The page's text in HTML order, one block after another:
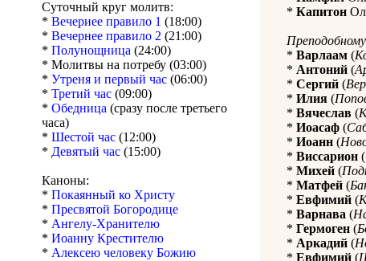
Суточный круг молитв:
* Вечериее правило 1 (18:00)
* Вечернее правило 2 (21:00)
* Полунощница (24:00)
* Молитвы на потребу (03:00)
* Утреня и первый час (06:00)
* Третий час (09:00)
* Обедница (сразу после третьего
часа)
* Шестой час (12:00)
* Девятый час (15:00)
Каноны:
* Покаянный ко Христу
* Пресвятой Богородице
* Ангелу-Хранителю
* Иоанну Крестителю
* Алексею человеку Божию
* Капитон
* Варлаам (
* Антоний (
* Сергий (
* Илия (
* Вячеслав (
* Иоасаф (
* Иоанн (
* Виссарион (
* Михей (
* Матфей (
* Евфимий (
* Варнава (
* Гермоген (
* Аркадий (
* Евфимий (